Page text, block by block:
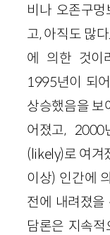
비나 오존구
고, 아직도 많
에 의한 것이
1995년이 되
상승했음을 보
어졌고,
(likely)로 여겨
이상) 인간에
전에 내려졌을
담론은 지속